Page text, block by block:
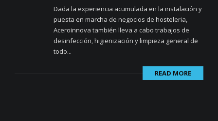
Dada la experiencia acumulada en la instalación y
puesta en marcha de negocios de hosteleria,
Aceroinnova también lleva a cabo trabajos de
desinfección, higienización y limpieza general de
todo...
READ MORE